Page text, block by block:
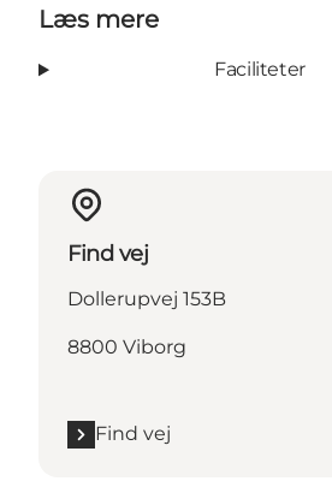
Læs mere
Faciliteter
Find vej
Dollerupvej 153B
8800 Viborg
Find vej